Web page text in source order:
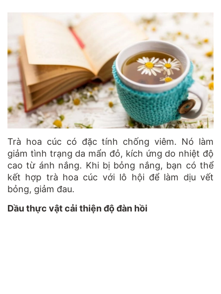
Trà hoa cúc có đặc tính chống viêm. Nó làm
giảm tình trạng da mẩn đỏ, kích ứng do nhiệt độ
cao từ ánh nắng. Khi bị bỏng nắng, bạn có thể
kết hợp trà hoa cúc với lô hội để làm dịu vết
bỏng, giảm đau.
Dầu thực vật cải thiện độ đàn hồi